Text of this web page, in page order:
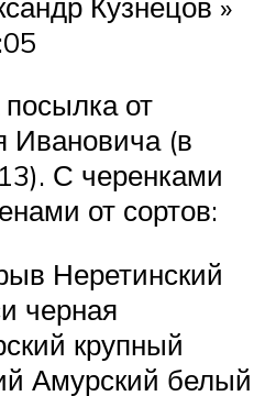
от
(в
С черенками
от сортов:
Неретинский
черная
крупный
Амурский белый